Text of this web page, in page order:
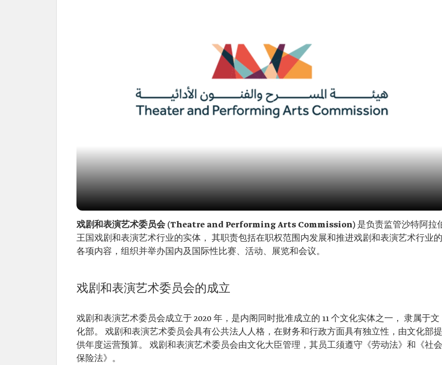
戏剧和表演艺术委员会 (Theatre and Performing Arts Commission) 是负责监管沙特阿拉
王国戏剧和表演艺术行业的实体， 其职责包括在职权范围内发展和推进戏剧和表演艺术行业的
各项内容，组织并举办国内及国际性比赛、活动、展览和会议。
戏剧和表演艺术委员会的成立
戏剧和表演艺术委员会成立于 2020 年，是内阁同时批准成立的 11 个文化实体之一， 隶属于文
化部。 戏剧和表演艺术委员会具有公共法人人格，在财务和行政方面具有独立性，由文化部提
供年度运营预算。 戏剧和表演艺术委员会由文化大臣管理，其员工须遵守《劳动法》和《社会
保险法》。